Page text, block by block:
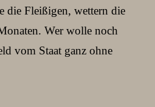
die Fleißigen, wettern die
Wer wolle noch
vom Staat ganz ohne